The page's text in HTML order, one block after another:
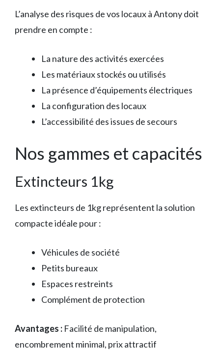
L’analyse des risques de vos locaux à Antony doit
prendre en compte :
La nature des activités exercées
Les matériaux stockés ou utilisés
La présence d’équipements électriques
La configuration des locaux
L’accessibilité des issues de secours
Nos gammes et capacités
Extincteurs 1kg
Les extincteurs de 1kg représentent la solution
compacte idéale pour :
Véhicules de société
Petits bureaux
Espaces restreints
Complément de protection
Avantages : Facilité de manipulation,
encombrement minimal, prix attractif